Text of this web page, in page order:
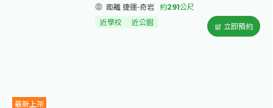
最新上架
距離 捷運-奇岩
約291公尺
近學校 近公園 立即預約